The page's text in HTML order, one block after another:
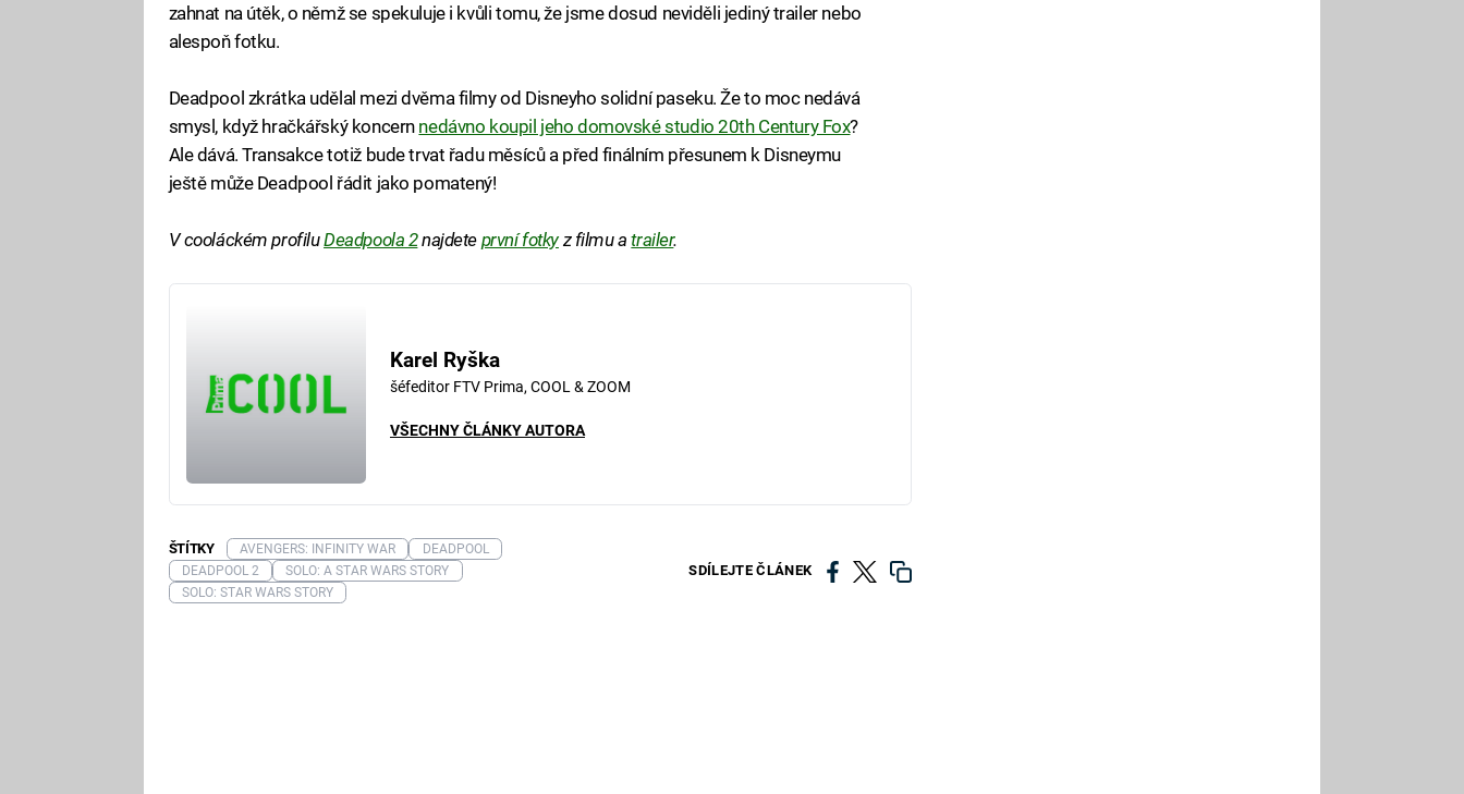
zahnat na útěk, o němž se spekuluje i kvůli tomu, že jsme dosud neviděli jediný trailer nebo
alespoň fotku.
Deadpool zkrátka udělal mezi dvěma filmy od Disneyho solidní paseku. Že to moc nedává
smysl, když hračkářský koncern nedávno koupil jeho domovské studio 20th Century Fox?
Ale dává. Transakce totiž bude trvat řadu měsíců a před finálním přesunem k Disneymu
ještě může Deadpool řádit jako pomatený!
V cooláckém profiluDeadpoola 2najdete první fotkyz filmu atrailer.
Karel Ryška
šéfeditor FTV Prima, COOL & ZOOM
VŠECHNY ČLÁNKY AUTORA
SDÍLEJTE ČLÁNEK
ŠTÍTKY AVENGERS: INFINITY WAR
DEADPOOL
DEADPOOL 2
SOLO: A STAR WARS STORY
SOLO: STAR WARS STORY